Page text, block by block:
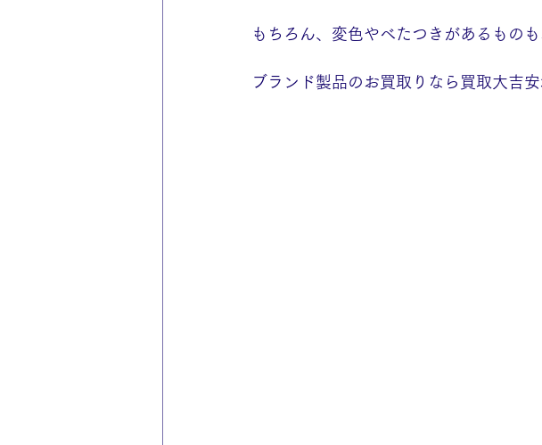
もちろん、変色やべたつきがあるもの
ブランド製品のお買取りなら買取大吉